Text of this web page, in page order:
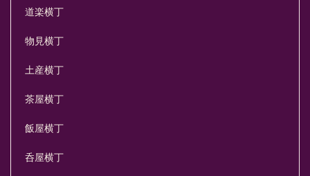
道楽横丁
物見横丁
土産横丁
茶屋横丁
飯屋横丁
呑屋横丁